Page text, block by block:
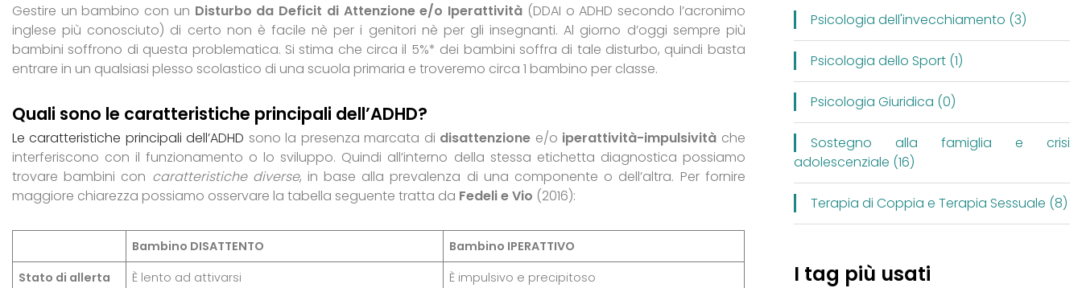
Gestire un bambino con un Disturbo da Deficit di Attenzione e/o Iperattività (DDAI o ADHD secondo l’acronimo
inglese più conosciuto) di certo non è facile nè per i genitori nè per gli insegnanti. Al giorno d’oggi sempre più
bambini soffrono di questa problematica. Si stima che circa il 5%* dei bambini soffra di tale disturbo, quindi basta
entrare in un qualsiasi plesso scolastico di una scuola primaria e troveremo circa 1 bambino per classe.
Quali sono le caratteristiche principali dell’ADHD?
Le caratteristiche principali dell’ADHD sono la presenza marcata di disattenzione e/o iperattività-impulsività che
interferiscono con il funzionamento o lo sviluppo. Quindi all’interno della stessa etichetta diagnostica possiamo
trovare bambini con caratteristiche diverse, in base alla prevalenza di una componente o dell’altra. Per fornire
maggiore chiarezza possiamo osservare la tabella seguente tratta da Fedeli e Vio (2016):
Bambino DISATTENTO
Bambino IPERATTIVO
Stato di allerta
È lento ad attivarsi È impulsivo e precipitoso
Psicologia dell'invecchiamento (3)
Psicologia dello Sport (1)
Psicologia Giuridica (0)
Sostegno alla famiglia e crisi
adolescenziale (16)
Terapia di Coppia e Terapia Sessuale (8)
I tag più usati